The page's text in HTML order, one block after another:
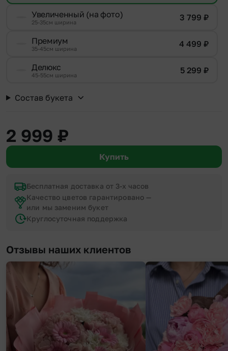
Увеличенный (на фото)
25-35см ширина 3 799 ₽
Премиум
35-45см ширина 4 499 ₽
Делюкс
45-55см ширина 5 299 ₽
Состав букета
2 999 ₽
Купить
Бесплатная доставка от 3-х часов
Качество цветов гарантировано —
или мы заменим букет
Круглосуточная поддержка
Отзывы наших клиентов